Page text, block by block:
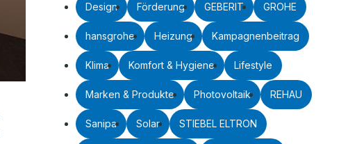
Design Förderung GEBERIT GROHE
hansgrohe Heizung Kampagnenbeitrag
Klima Komfort & Hygiene Lifestyle
Marken & Produkte Photovoltaik REHAU
Sanipa Solar STIEBEL ELTRON